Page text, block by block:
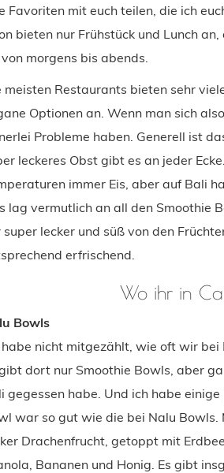
Favoriten mit euch teilen, die ich
bieten nur Frühstück und Lunch an,
morgens bis abends.
meisten Restaurants bieten sehr
Optionen an. Wenn man sich
Probleme haben. Generell ist
leckeres Obst gibt es an jeder
immer Eis, aber auf Bali
lag vermutlich an all den Smoothie
super lecker und süß von den
erfrischend.
Wo ihr in
Bowls
habe nicht mitgezählt, wie oft wir
dort nur Smoothie Bowls, aber
gegessen habe. Und ich habe
war so gut wie die bei Nalu
Drachenfrucht, getoppt mit
Bananen und Honig. Es gibt